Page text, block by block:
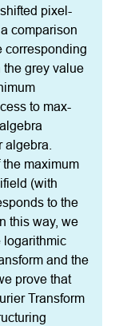
pixel-
comparison
corresponding
the grey value
to max-
algebra.
maximum
(with
to the
this way, we
logarithmic
and the
prove that
Transform